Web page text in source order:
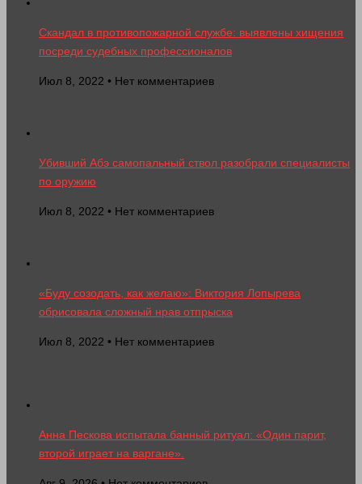
Скандал в противопожарной службе: выявлены хищения
посреди судебных профессионалов
Июл 8, 2022 • Нет комментариев
Убивший Абэ самопальный ствол разобрали специалисты
по оружию
Июл 8, 2022 • Нет комментариев
«Буду созодать, как желаю»: Виктория Лопырева
обрисовала сложный нрав отпрыска
Июл 8, 2022 • Нет комментариев
Анна Пескова испытала банный ритуал: «Один парит,
второй играет на варгане».